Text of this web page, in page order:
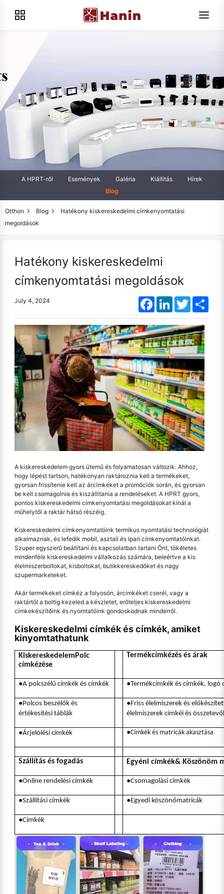
A HPRT-ről Események Galéria Kiállítás
Hírek
Blog
Otthon Blog
Hatékony kiskereskedelmi címkenyomtatási
megoldások
Hatékony kiskereskedelmi
címkenyomtatási megoldások
July 4, 2024 FacebookLinkedInTwitter
A kiskereskedelem gyors ütemű és folyamatosan változik. Ahhoz,
hogy lépést tartson, hatékonyan raktároznia kell a termékeket,
gyorsan frissítenie kell az árcímkéket a promóciók során, és gyorsan
be kell csomagolnia és kiszállítania a rendeléseket. A HPRT gyors,
pontos kiskereskedelmi címkenyomtatási megoldásokat kínál a
műhelytől a raktár hátsó részéig.
Kiskereskedelmi címkenyomtatóink termikus nyomtatási technológiát
alkalmaznak, és lefedik mobil, asztali és ipari címkenyomtatóinkat.
Szuper egyszerű beállítani és kapcsolatban tartani Önt, tökéletes
mindenféle kiskereskedelmi vállalkozás számára, beleértve a kis
élelmiszerboltokat, kisboltokat, butikkereskedőket és nagy
szupermarketeket.
Akár termékeket címkéz a folyosón, árcímkéket cserél, vagy a
raktártól a boltig kezeled a készletet, erőteljes kiskereskedelmi
címkekészítőink és nyomtatóink gondoskodnak minderről.
Kiskereskedelmi címkék és címkék, amiket
kinyomtathatunk
KiskereskedelemPolc
címkézése
Termékcímkézés és árak
●A polcszélű címkék és címkék ●Termékcímkék és címkék, logó
●Polcos beszélők és
értékesítési táblák
●Friss élelmiszerek és
élelmiszerek címkéi és
●Árjelölési címkék ●Címkék és matricák akasztása
Szállítás és fogadás Egyéni címkék& Köszönöm
●Online rendelési címkék ●Csomagolási címkék
●Szállítási címkék ●Egyedi köszönőmatricák
●Címkék